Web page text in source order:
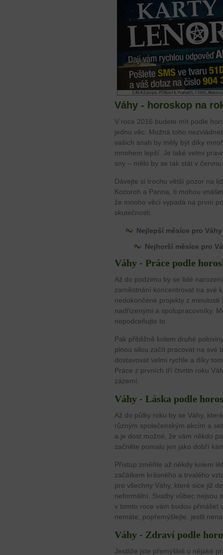
Váhy - horoskop na
V roce 2016 budete mít podle
jednu věc. Možná toho
vašich snah by měly být díky
mnohem lepší. Je také velmi
sny – mělo by se tak stát v
Dávejte si trochu větší pozor na
Kozoroh a Panna, ti mohou
že mnoho věcí vypadá na první
skutečnosti.
Nejlepší měsíce pro
Nejhorší měsíce pro
Váhy - Práce podle
Až do podzimu by se lidé
zaměstnání koncentrovat na své
nedokončené projekty z
nadřízenými a spolupracovníky.
nepodceňujte to.
Pak přibližně kolem druhé
plnou silou začít pracovat na své
dostavovat velmi rychle a díky
Práce z prvních tří čtvrtin roku
zázemí.
Váhy - Láska podle
Až do půlky roku by se Váhy,
různým společenským akcím a
a je dost možné, že vám někdo
začněte pomalu jen jako dobří
Přístup změňte až někdy kolem
začátkem krásného a trvalého
pro všechny Váhy, které sice již
neformální. Svatby vůbec nejsou
v tomto roce vám budou přinášet
nemáte, popřemýšlejte, jestli
Váhy - Zdraví podle
Jestliže jste přemýšleli o nějaké